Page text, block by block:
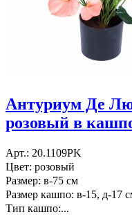
Антуриум Де
розовый в
Арт.: 20.1109PK
Цвет: розовый
Размер: в-75 см
Размер кашпо: в-15, д-17
Тип кашпо:...